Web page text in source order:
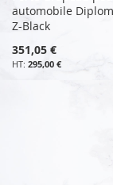
automobile
Z-Black
351,05 €
295,00 €